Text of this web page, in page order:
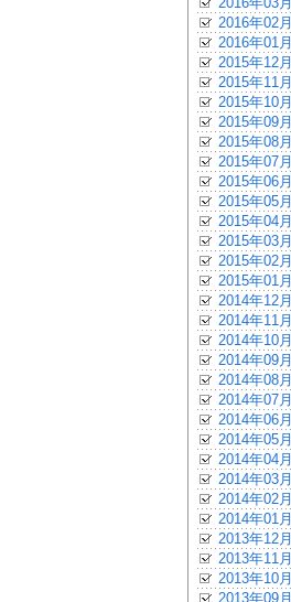
2016年02月
2016年01月
2015年12月
2015年11月
2015年10月
2015年09月
2015年08月
2015年07月
2015年06月
2015年05月
2015年04月
2015年03月
2015年02月
2015年01月
2014年12月
2014年11月
2014年10月
2014年09月
2014年08月
2014年07月
2014年06月
2014年05月
2014年04月
2014年03月
2014年02月
2014年01月
2013年12月
2013年11月
2013年10月
2013年09月